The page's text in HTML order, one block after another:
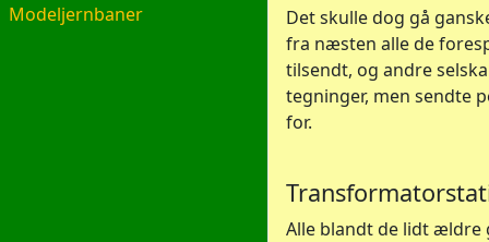
Modeljernbaner
Det skulle dog gå
fra næsten alle de
tilsendt, og andre
tegninger, men sendte
for.
Alle blandt de lidt ældre